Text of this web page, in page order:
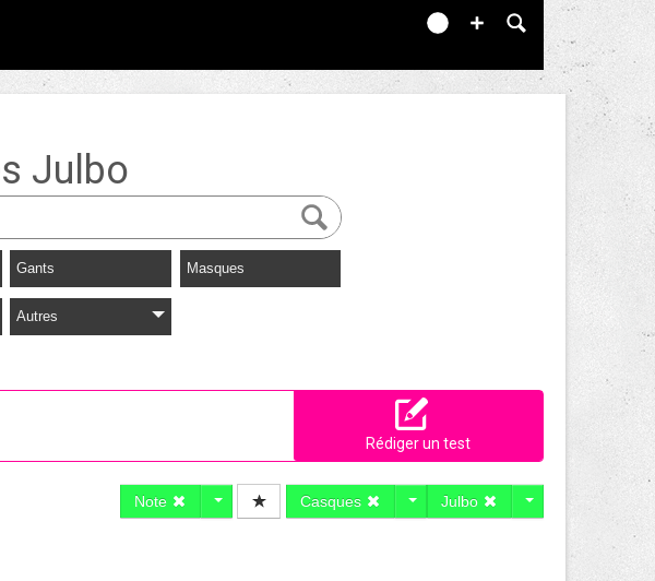
Julbo
Gants Masques
Autres
Rédiger un test
Note Julbo
Casques